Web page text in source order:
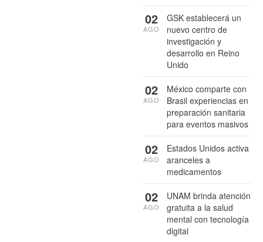
GSK establecerá un
nuevo centro de
investigación y
desarrollo en Reino
Unido
02
AGO
México comparte con
Brasil experiencias en
preparación sanitaria
para eventos masivos
02
AGO
Estados Unidos activa
aranceles a
medicamentos
02
AGO
UNAM brinda atención
gratuita a la salud
mental con tecnología
digital
02
AGO